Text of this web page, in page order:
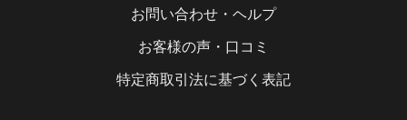
お問い合わせ・ヘルプ
お客様の声・口コミ
特定商取引法に基づく表記